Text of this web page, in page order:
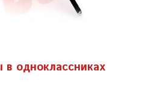
одноклассниках